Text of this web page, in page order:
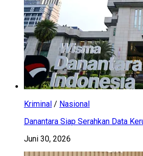
Kriminal / Nasional
Danantara Siap Serahkan Data
Juni 30, 2026